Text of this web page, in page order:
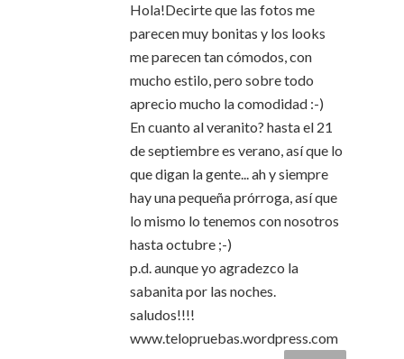
Hola!Decirte que las fotos me
parecen muy bonitas y los looks
me parecen tan cómodos, con
mucho estilo, pero sobre todo
aprecio mucho la comodidad :-)
En cuanto al veranito? hasta el 21
de septiembre es verano, así que lo
que digan la gente... ah y siempre
hay una pequeña prórroga, así que
lo mismo lo tenemos con nosotros
hasta octubre ;-)
p.d. aunque yo agradezco la
sabanita por las noches.
saludos!!!!
www.telopruebas.wordpress.com